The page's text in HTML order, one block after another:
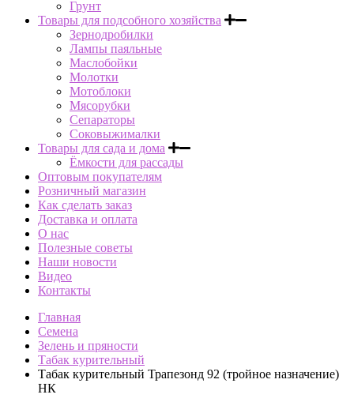
Грунт
Товары для подсобного хозяйства
Зернодробилки
Лампы паяльные
Маслобойки
Молотки
Мотоблоки
Мясорубки
Сепараторы
Соковыжималки
Товары для сада и дома
Ёмкости для рассады
Оптовым покупателям
Розничный магазин
Как сделать заказ
Доставка и оплата
О нас
Полезные советы
Наши новости
Видео
Контакты
Главная
Семена
Зелень и пряности
Табак курительный
Табак курительный Трапезонд 92 (тройное назначение)
НК